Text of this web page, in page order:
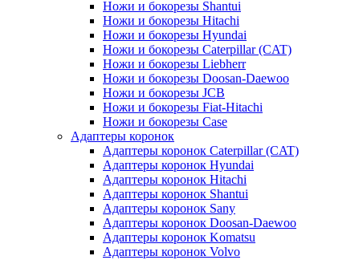
Ножи и бокорезы Shantui
Ножи и бокорезы Hitachi
Ножи и бокорезы Hyundai
Ножи и бокорезы Caterpillar (CAT)
Ножи и бокорезы Liebherr
Ножи и бокорезы Doosan-Daewoo
Ножи и бокорезы JCB
Ножи и бокорезы Fiat-Hitachi
Ножи и бокорезы Case
Адаптеры коронок
Адаптеры коронок Caterpillar (CAT)
Адаптеры коронок Hyundai
Адаптеры коронок Hitachi
Адаптеры коронок Shantui
Адаптеры коронок Sany
Адаптеры коронок Doosan-Daewoo
Адаптеры коронок Komatsu
Адаптеры коронок Volvo